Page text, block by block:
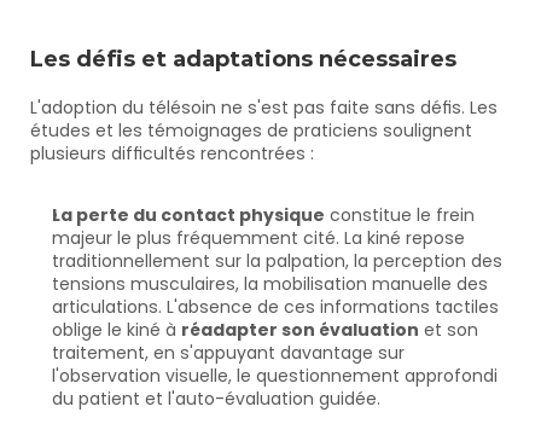
Les défis et adaptations nécessaires
L'adoption du télésoin ne s'est pas faite sans défis. Les
études et les témoignages de praticiens soulignent
plusieurs difficultés rencontrées :
La perte du contact physique constitue le frein
majeur le plus fréquemment cité. La kiné repose
traditionnellement sur la palpation, la perception des
tensions musculaires, la mobilisation manuelle des
articulations. L'absence de ces informations tactiles
oblige le kiné à réadapter son évaluation et son
traitement, en s'appuyant davantage sur
l'observation visuelle, le questionnement approfondi
du patient et l'auto-évaluation guidée.